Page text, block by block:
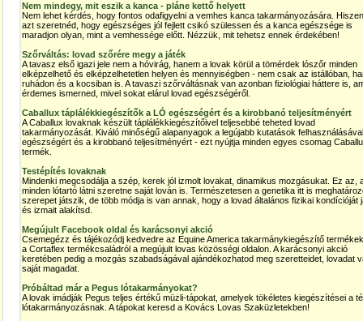
Nem mindegy, mit eszik a kanca - pláne kettő helyett
Nem lehet kérdés, hogy fontos odafigyelni a vemhes kanca takarmányozására.
azt szeretnéd, hogy egészséges jól fejlett csikó szülessen és a kanca egészsége is
maradjon olyan, mint a vemhessége előtt. Nézzük, mit tehetsz ennek érdekében!
Szőrváltás: lovad szőrére megy a játék
A tavasz első igazi jele nem a hóvirág, hanem a lovak körül a tömérdek lószőr minden
elképzelhető és elképzelhetetlen helyen és mennyiségben - nem csak az istállóban,
ruhádon és a kocsiban is. A tavaszi szőrváltásnak van azonban fiziológiai háttere is,
érdemes ismerned, mivel sokat elárul lovad egészségéről.
Caballux táplálékkiegészítők a LÓ egészségért és a kirobbanó teljesítményért
A Caballux lovaknak készült táplálékkiegészítőivel teljesebbé teheted lovad
takarmányozását. Kiváló minőségű alapanyagok a legújabb kutatások
egészségért és a kirobbanó teljesítményért - ezt nyújtja minden egyes csomag
termék.
Testépítés lovaknak
Mindenki megcsodálja a szép, kerek jól izmolt lovakat, dinamikus mozgásukat. Ez az,
minden lótartó látni szeretne saját lován is. Természetesen a genetika itt is
szerepet játszik, de több módja is van annak, hogy a lovad általános fizikai kondícióját
és izmait alakítsd.
Megújult Facebook oldal és karácsonyi akció
Csemegézz és tájékozódj kedvedre az Equine America takarmánykiegészítő
a Cortaflex termékcsaládról a megújult lovas közösségi oldalon. A karácsonyi akció
keretében pedig a mozgás szabadságával ajándékozhatod meg szeretteidet, lovadat
saját magadat.
Próbáltad már a Pegus lótakarmányokat?
A lovak imádják Pegus teljes értékű müzli-tápokat, amelyek tökéletes kiegészítései a
lótakarmányozásnak. A tápokat keresd a Kovács Lovas Szaküzletekben!